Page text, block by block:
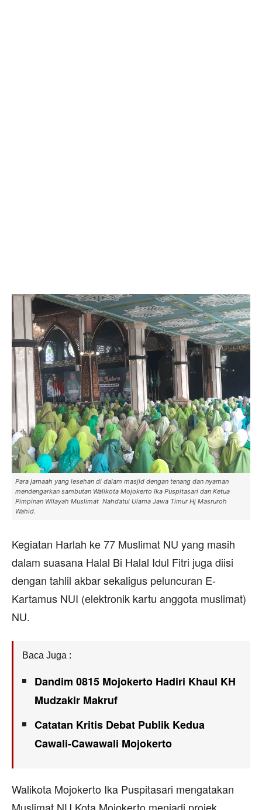
Para jamaah yang lesehan di dalam masjid dengan tenang dan nyaman
mendengarkan sambutan Walikota Mojokerto Ika Puspitasari dan Ketua
Pimpinan Wilayah Muslimat Nahdatul Ulama Jawa Timur Hj Masruroh
Wahid.
Kegiatan Harlah ke 77 Muslimat NU yang masih
dalam suasana Halal Bi Halal Idul Fitri juga diisi
dengan tahlil akbar sekaligus peluncuran E-
Kartamus NUI (elektronik kartu anggota muslimat)
NU.
Baca Juga :
Dandim 0815 Mojokerto Hadiri Khaul KH
Mudzakir Makruf
Catatan Kritis Debat Publik Kedua
Cawali-Cawawali Mojokerto
Walikota Mojokerto Ika Puspitasari mengatakan
Muslimat NU Kota Mojokerto menjadi projek